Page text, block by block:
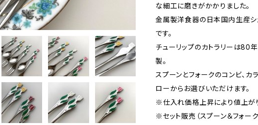
な細工に磨きがかかりました。
金属製洋食器の日本国内生産シ
です。
チューリップのカトラリーは80
製。
スプーンとフォークのコンビ、カ
ローからお選びいただけます。
※仕入れ価格上昇により値上が
※セット販売（スプーン＆フォーク